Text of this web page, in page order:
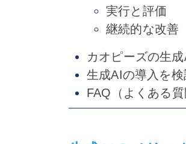
実行と評価
継続的な改善
カオピーズの生
生成AIの導入を
FAQ（よくある質